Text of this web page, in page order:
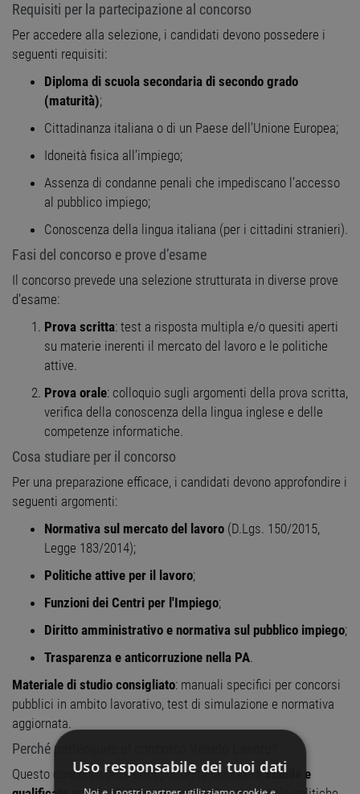
Requisiti per la partecipazione al concorso
Per accedere alla selezione, i candidati devono possedere i
seguenti requisiti:
Diploma di scuola secondaria di secondo grado
(maturità);
Cittadinanza italiana o di un Paese dell’Unione Europea;
Idoneità fisica all’impiego;
Assenza di condanne penali che impediscano l’accesso
al pubblico impiego;
Conoscenza della lingua italiana (per i cittadini stranieri).
Fasi del concorso e prove d’esame
Il concorso prevede una selezione strutturata in diverse prove
d’esame:
Prova scritta: test a risposta multipla e/o quesiti aperti
su materie inerenti il mercato del lavoro e le politiche
attive.
Prova orale: colloquio sugli argomenti della prova scritta,
verifica della conoscenza della lingua inglese e delle
competenze informatiche.
Cosa studiare per il concorso
Per una preparazione efficace, i candidati devono approfondire i
seguenti argomenti:
Normativa sul mercato del lavoro (D.Lgs. 150/2015,
Legge 183/2014);
Politiche attive per il lavoro;
Funzioni dei Centri per l'Impiego;
Diritto amministrativo e normativa sul pubblico impiego;
Trasparenza e anticorruzione nella PA.
Materiale di studio consigliato: manuali specifici per concorsi
pubblici in ambito lavorativo, test di simulazione e normativa
aggiornata.
Perché partecipare al concorso Veneto Lavoro?
Questo concorso offre un’opportunità lavorativastabile e
Uso responsabile dei tuoi dati